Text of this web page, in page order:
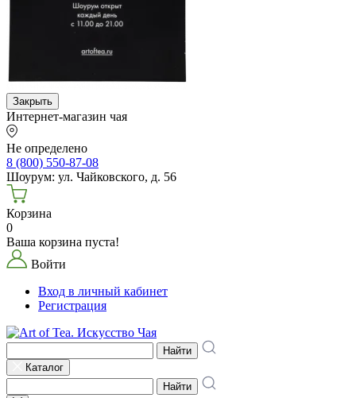
Закрыть
Интернет-магазин чая
Не определено
8 (800) 550-87-08
Шоурум: ул. Чайковского, д. 56
Корзина
0
Ваша корзина пуста!
Войти
Вход в личный кабинет
Регистрация
Найти
Каталог
Найти